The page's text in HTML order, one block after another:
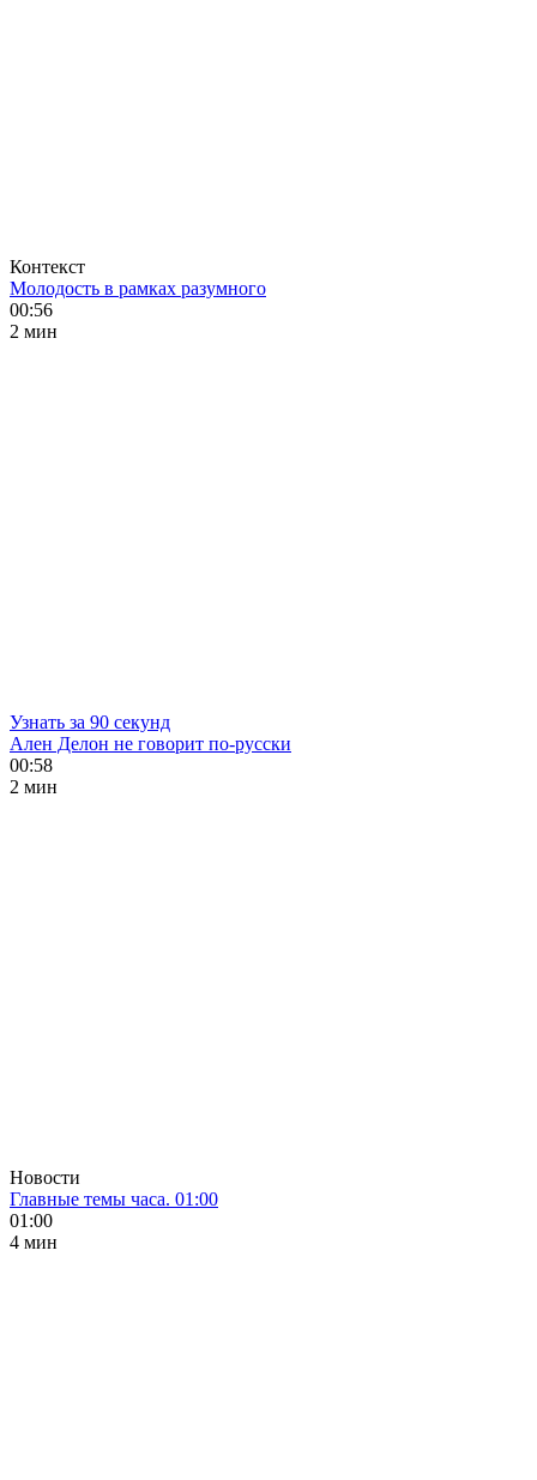
Контекст
Молодость в рамках разумного
00:56
2 мин
Узнать за 90 секунд
Ален Делон не говорит по-русски
00:58
2 мин
Новости
Главные темы часа. 01:00
01:00
4 мин